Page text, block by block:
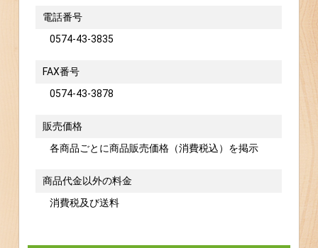
電話番号
0574-43-3835
FAX番号
0574-43-3878
販売価格
各商品ごとに商品販売価格（消費税込）を掲示
商品代金以外の料金
消費税及び送料